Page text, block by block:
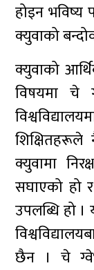
होइन भविष्य
क्युवाको
क्युवाको
विषयमा चे
शिक्षितहरूले
क्युवामा
सघाएको हो र
उपलब्धि हो ।
छैन । चे